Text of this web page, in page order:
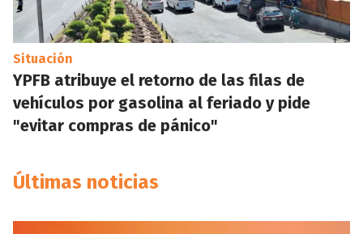
Situación
YPFB atribuye el retorno de las filas de
vehículos por gasolina al feriado y pide
"evitar compras de pánico"
Últimas noticias